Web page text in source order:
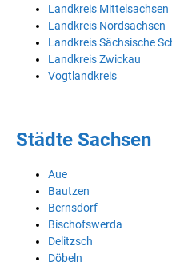
Landkreis Mittelsachsen
Landkreis Nordsachsen
Landkreis Sächsische
Landkreis Zwickau
Vogtlandkreis
Städte Sachsen
Aue
Bautzen
Bernsdorf
Bischofswerda
Delitzsch
Döbeln